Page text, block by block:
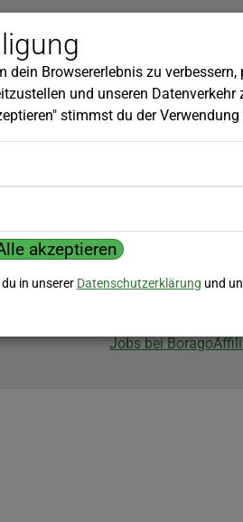
Kundenservice
Widerrufsbelehrung
Versandkosten
Biozertifizierung
Borago ist biozertifiziert
Jobs bei Borago
dein Browsererlebnis zu
und unseren Datenverkehr
stimmst du der
akzeptieren
in unserer Datenschutzerklärung und